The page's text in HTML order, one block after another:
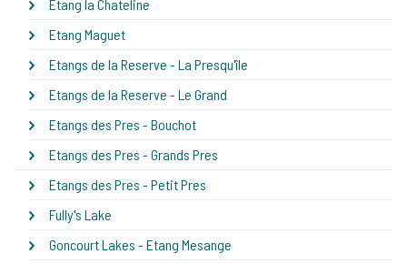
Etang la Chateline
Etang Maguet
Etangs de la Reserve - La Presqu'île
Etangs de la Reserve - Le Grand
Etangs des Pres - Bouchot
Etangs des Pres - Grands Pres
Etangs des Pres - Petit Pres
Fully's Lake
Goncourt Lakes - Etang Mesange